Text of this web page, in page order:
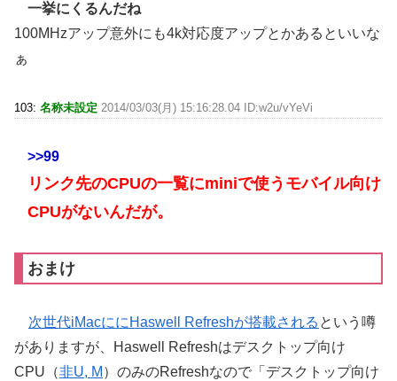
一挙にくるんだね
100MHzアップ意外にも4k対応度アップとかあるといいな
ぁ
103: 名称未設定 2014/03/03(月) 15:16:28.04 ID:w2u/vYeVi
>>99
リンク先のCPUの一覧にminiで使うモバイル向け
CPUがないんだが。
おまけ
次世代iMacににHaswell Refreshが搭載される という噂
がありますが、Haswell Refreshはデスクトップ向け
CPU（非U, M ）のみのRefreshなので「デスクトップ向け